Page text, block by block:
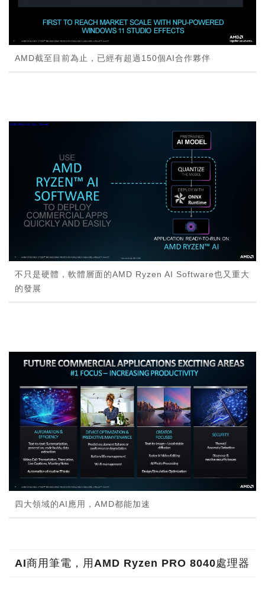
AMD截至目前為止，已經有超過150個AI合作夥伴
不只是硬體，軟體層面的AMD Ryzen AI Software也又重大
的發展
四大領域的AI應用，AMD都能加速
AI商用筆電，用AMD Ryzen PRO 8040處理器